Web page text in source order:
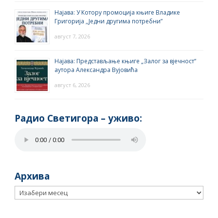
Најава: У Котору промоција књиге Владике
Григорија ,,Једни другима потребни”
август 7, 2026
Најава: Представљање књиге „Залог за вјечност“
аутора Александра Вујовића
август 6, 2026
Радио Светигора – yживо:
Архива
Архива